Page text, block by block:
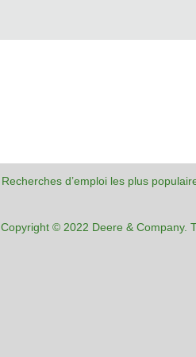
Recherches d’emploi les plus
Copyright © 2022 Deere & Company.